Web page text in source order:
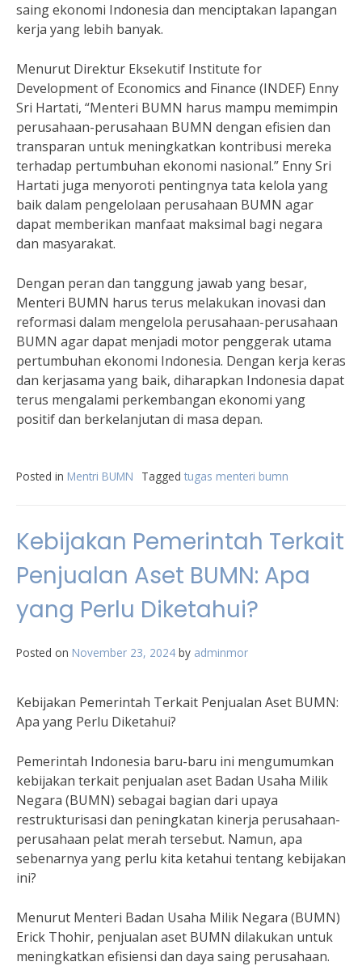
saing ekonomi Indonesia dan menciptakan lapangan
kerja yang lebih banyak.
Menurut Direktur Eksekutif Institute for
Development of Economics and Finance (INDEF) Enny
Sri Hartati, “Menteri BUMN harus mampu memimpin
perusahaan-perusahaan BUMN dengan efisien dan
transparan untuk meningkatkan kontribusi mereka
terhadap pertumbuhan ekonomi nasional.” Enny Sri
Hartati juga menyoroti pentingnya tata kelola yang
baik dalam pengelolaan perusahaan BUMN agar
dapat memberikan manfaat maksimal bagi negara
dan masyarakat.
Dengan peran dan tanggung jawab yang besar,
Menteri BUMN harus terus melakukan inovasi dan
reformasi dalam mengelola perusahaan-perusahaan
BUMN agar dapat menjadi motor penggerak utama
pertumbuhan ekonomi Indonesia. Dengan kerja keras
dan kerjasama yang baik, diharapkan Indonesia dapat
terus mengalami perkembangan ekonomi yang
positif dan berkelanjutan di masa depan.
Posted in Mentri BUMN Tagged tugas menteri bumn
Kebijakan Pemerintah Terkait
Penjualan Aset BUMN: Apa
yang Perlu Diketahui?
Posted on November 23, 2024 by adminmor
Kebijakan Pemerintah Terkait Penjualan Aset BUMN:
Apa yang Perlu Diketahui?
Pemerintah Indonesia baru-baru ini mengumumkan
kebijakan terkait penjualan aset Badan Usaha Milik
Negara (BUMN) sebagai bagian dari upaya
restrukturisasi dan peningkatan kinerja perusahaan-
perusahaan pelat merah tersebut. Namun, apa
sebenarnya yang perlu kita ketahui tentang kebijakan
ini?
Menurut Menteri Badan Usaha Milik Negara (BUMN)
Erick Thohir, penjualan aset BUMN dilakukan untuk
meningkatkan efisiensi dan daya saing perusahaan.